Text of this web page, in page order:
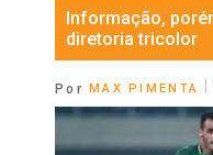
Informação,
diretoria tricolor
Por MAX PIMENTA